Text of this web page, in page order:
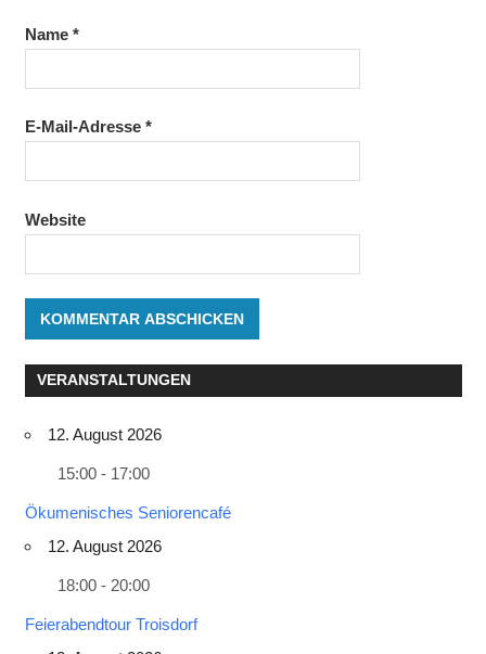
Name *
E-Mail-Adresse *
Website
VERANSTALTUNGEN
12. August 2026
15:00 - 17:00
Ökumenisches Seniorencafé
12. August 2026
18:00 - 20:00
Feierabendtour Troisdorf